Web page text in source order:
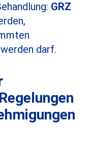
GRZ
darf.